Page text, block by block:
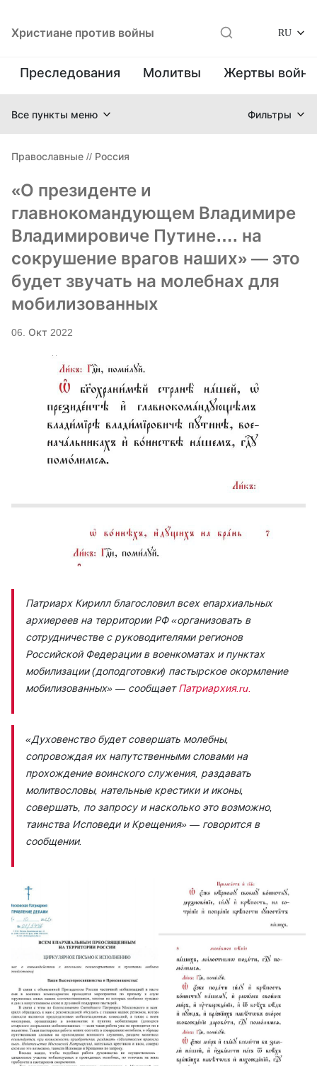
Христиане против войны RU
Преследования Молитвы Жертвы
Все пункты меню Фильтры
Православные // Россия
«О президенте и
главнокомандующем Владимире
Владимировиче Путине…. на
сокрушение врагов наших» — это
будет звучать на молебнах для
мобилизованных
06. Окт 2022
Патриарх Кирилл благословил всех епархиальных
архиереев на территории РФ«организовать в
сотрудничестве с руководителями регионов
Российской Федерации в военкоматах и пунктах
мобилизации (доподготовки) пастырское окормление
мобилизованных» — сообщаетПатриархия.ru.
«Духовенство будет совершать молебны,
сопровождая их напутственными словами на
прохождение воинского служения, раздавать
молитвословы, нательные крестики и иконы,
совершать, по запросу и насколько это возможно,
таинства Исповеди и Крещения» — говорится в
сообщении.